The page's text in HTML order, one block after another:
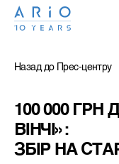
Назад до Прес-центру
100 000 ГРН
ВІНЧІ»:
ЗБІР НА